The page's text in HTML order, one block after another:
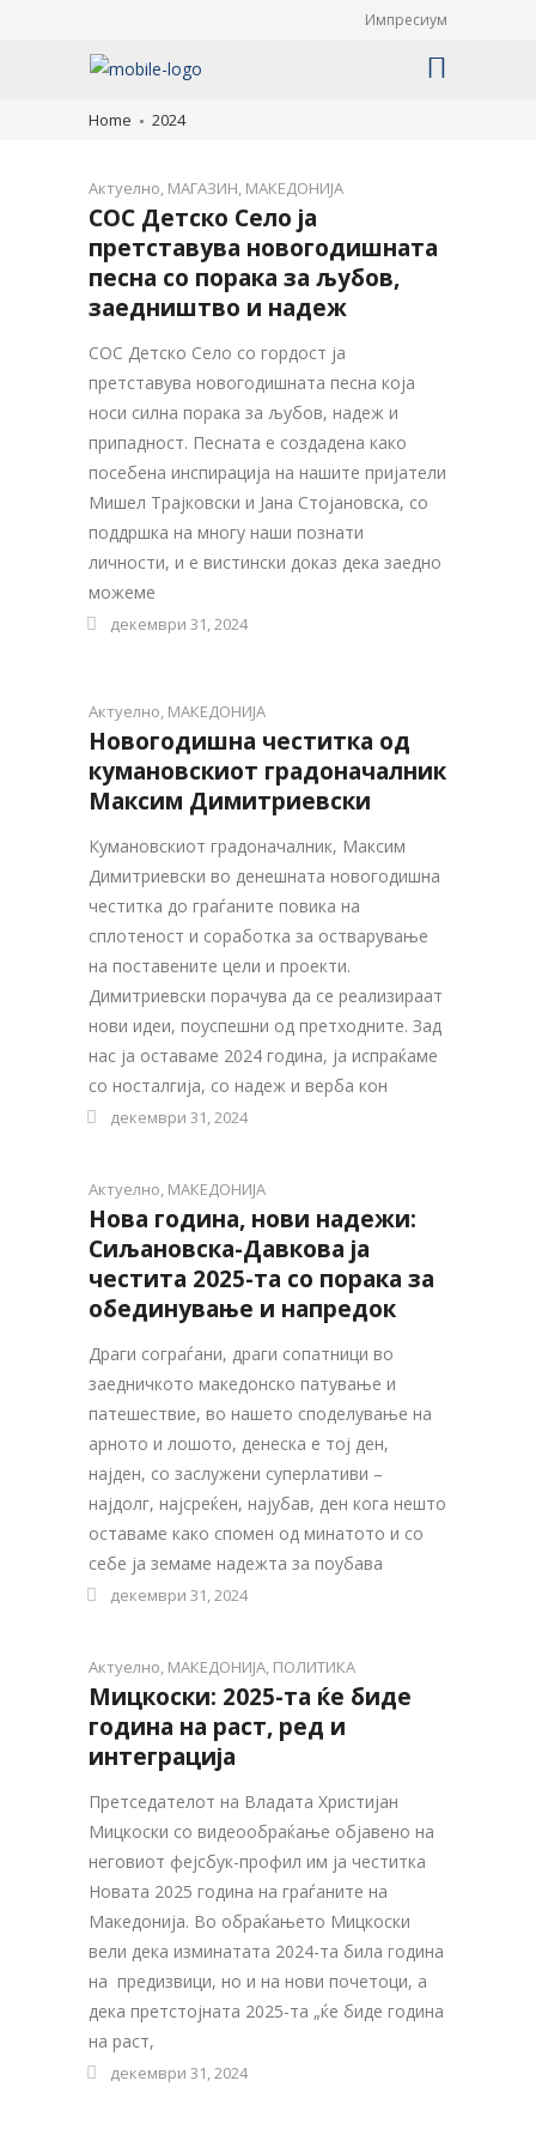
Импресиум
Home 2024
Актуелно, МАГАЗИН, МАКЕДОНИЈА
СОС Детско Село ја
претставува новогодишната
песна со порака за љубов,
заедништво и надеж
СОС Детско Село со гордост ја
претставува новогодишната песна која
носи силна порака за љубов, надеж и
припадност. Песната е создадена како
посебена инспирација на нашите пријатели
Мишел Трајковски и Јана Стојановска, со
поддршка на многу наши познати
личности, и е вистински доказ дека заедно
можеме
декември 31, 2024
Актуелно, МАКЕДОНИЈА
Новогодишна честитка од
кумановскиот градоначалник
Максим Димитриевски
Кумановскиот градоначалник, Максим
Димитриевски во денешната новогодишна
честитка до граѓаните повика на
сплотеност и соработка за остварување
на поставените цели и проекти.
Димитриевски порачува да се реализираат
нови идеи, поуспешни од претходните. Зад
нас ја оставаме 2024 година, ја испраќаме
со носталгија, со надеж и верба кон
декември 31, 2024
Актуелно, МАКЕДОНИЈА
Нова година, нови надежи:
Сиљановска-Давкова ја
честита 2025-та со порака за
обединување и напредок
Драги сограѓани, драги сопатници во
заедничкото македонско патување и
патешествие, во нашето споделување на
арното и лошото, денеска е тој ден,
најден, со заслужени суперлативи –
најдолг, најсреќен, најубав, ден кога нешто
оставаме како спомен од минатото и со
себе ја земаме надежта за поубава
декември 31, 2024
Актуелно, МАКЕДОНИЈА, ПОЛИТИКА
Мицкоски: 2025-та ќе биде
година на раст, ред и
интеграција
Претседателот на Владата Христијан
Мицкоски со видеообраќање објавено на
неговиот фејсбук-профил им ја честитка
Новата 2025 година на граѓаните на
Македонија. Во обраќањето Мицкоски
вели дека изминатата 2024-та била година
на предизвици, но и на нови почетоци, а
дека претстојната 2025-та „ќе биде година
на раст,
декември 31, 2024